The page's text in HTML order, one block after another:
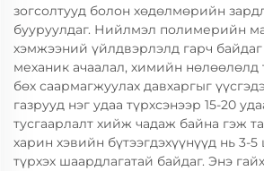
зогсолтууд болон хөдөлмөрийн
бууруулдаг. Нийлмэл полимерийн
хэмжээний үйлдвэрлэлд гарч байдаг
механик ачаалал, химийн нөлөөлөлд
бөх саармагжуулах давхаргыг
газрууд нэг удаа түрхсэнээр 15-20
тусгаарлалт хийж чадаж байна гэж
харин хэвийн бүтээгдэхүүнүүд нь 3-
түрхэх шаардлагатай байдаг. Энэ